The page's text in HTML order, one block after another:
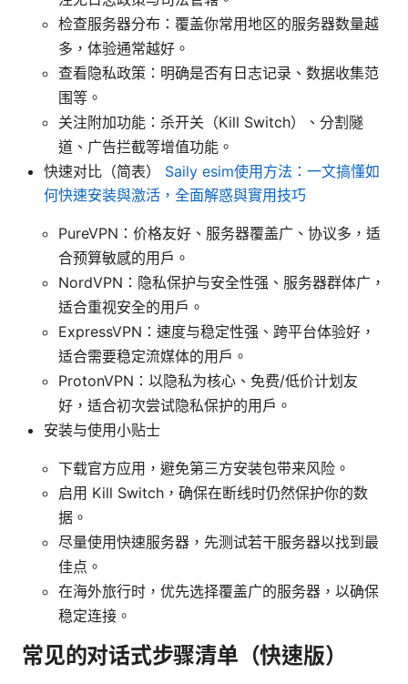
检查服务器分布：覆盖你常用地区的服务器数量越
多，体验通常越好。
查看隐私政策：明确是否有日志记录、数据收集范
围等。
关注附加功能：杀开关（Kill Switch）、分割隧
道、广告拦截等增值功能。
快速对比（简表） Saily esim使用方法：一文搞懂如
何快速安装與激活，全面解惑與實用技巧
PureVPN：价格友好、服务器覆盖广、协议多，适
合预算敏感的用户。
NordVPN：隐私保护与安全性强、服务器群体广，
适合重视安全的用户。
ExpressVPN：速度与稳定性强、跨平台体验好，
适合需要稳定流媒体的用户。
ProtonVPN：以隐私为核心、免费/低价计划友
好，适合初次尝试隐私保护的用户。
安装与使用小贴士
下载官方应用，避免第三方安装包带来风险。
启用 Kill Switch，确保在断线时仍然保护你的数
据。
尽量使用快速服务器，先测试若干服务器以找到最
佳点。
在海外旅行时，优先选择覆盖广的服务器，以确保
稳定连接。
常见的对话式步骤清单（快速版）